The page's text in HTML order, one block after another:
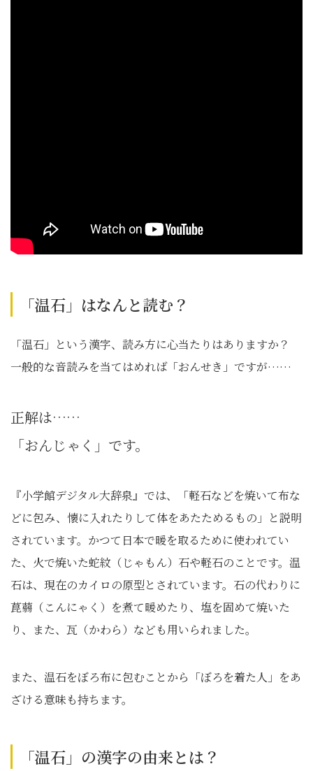
「温石」はなんと読む？
「温石」という漢字、読み方に心当たりはありますか？
一般的な音読みを当てはめれば「おんせき」ですが……
正解は……
「おんじゃく」です。
『小学館デジタル大辞泉』では、「軽石などを焼いて布な
どに包み、懐に入れたりして体をあたためるもの」と説明
されています。かつて日本で暖を取るために使われてい
た、火で焼いた蛇紋（じゃもん）石や軽石のことです。温
石は、現在のカイロの原型とされています。石の代わりに
菎蒻（こんにゃく）を煮て暖めたり、塩を固めて焼いた
り、また、瓦（かわら）なども用いられました。
また、温石をぼろ布に包むことから「ぼろを着た人」をあ
ざける意味も持ちます。
「温石」の漢字の由来とは？